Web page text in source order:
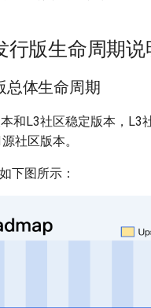
行版生命周期说
总体生命周期
和L3社区稳定版本，L3
社区版本。
下图所示：